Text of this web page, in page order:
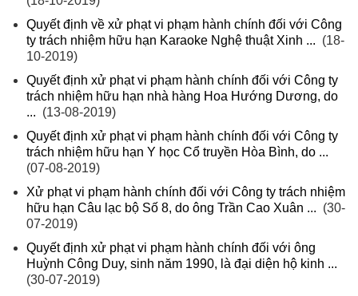
Quyết định về xử phạt vi phạm hành chính đối với Công
ty trách nhiệm hữu hạn Karaoke Nghệ thuật Xinh ... (18-
10-2019)
Quyết định xử phạt vi phạm hành chính đối với Công ty
trách nhiệm hữu hạn nhà hàng Hoa Hướng Dương, do
... (13-08-2019)
Quyết định xử phạt vi phạm hành chính đối với Công ty
trách nhiệm hữu hạn Y học Cổ truyền Hòa Bình, do ...
(07-08-2019)
Xử phạt vi phạm hành chính đối với Công ty trách nhiệm
hữu hạn Câu lạc bộ Số 8, do ông Trần Cao Xuân ... (30-
07-2019)
Quyết định xử phạt vi phạm hành chính đối với ông
Huỳnh Công Duy, sinh năm 1990, là đại diện hộ kinh ...
(30-07-2019)